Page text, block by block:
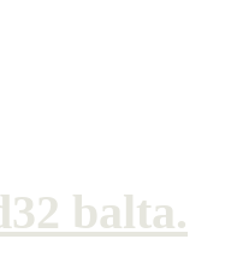
balta.